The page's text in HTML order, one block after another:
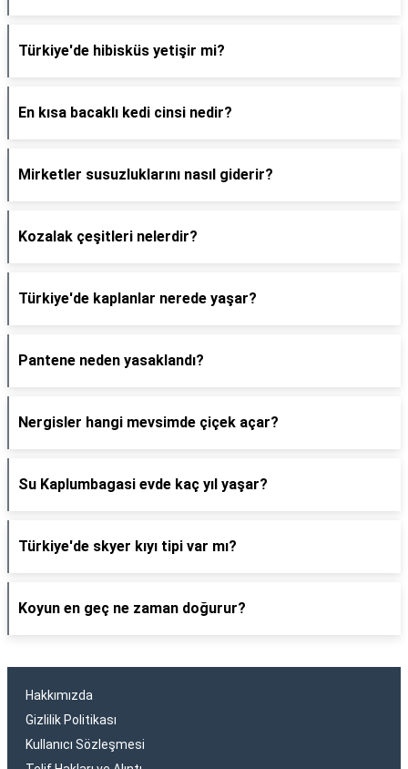
Türkiye'de hibisküs yetişir mi?
En kısa bacaklı kedi cinsi nedir?
Mirketler susuzluklarını nasıl giderir?
Kozalak çeşitleri nelerdir?
Türkiye'de kaplanlar nerede yaşar?
Pantene neden yasaklandı?
Nergisler hangi mevsimde çiçek açar?
Su Kaplumbagasi evde kaç yıl yaşar?
Türkiye'de skyer kıyı tipi var mı?
Koyun en geç ne zaman doğurur?
Hakkımızda
Gizlilik Politikası
Kullanıcı Sözleşmesi